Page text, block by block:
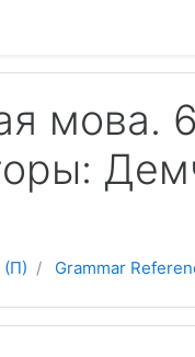
мова.
(П) Grammar